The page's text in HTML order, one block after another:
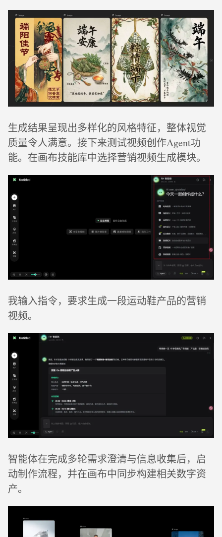
生成结果呈现出多样化的风格特征，整体视觉
质量令人满意。接下来测试视频创作Agent功
能。在画布技能库中选择营销视频生成模块。
我输入指令，要求生成一段运动鞋产品的营销
视频。
智能体在完成多轮需求澄清与信息收集后，启
动制作流程，并在画布中同步构建相关数字资
产。